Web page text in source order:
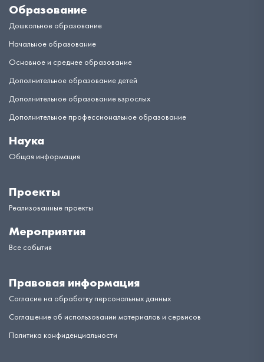
Образование
Дошкольное образование
Начальное образование
Основное и среднее образование
Дополнительное образование детей
Дополнительное образование взрослых
Дополнительное профессиональное образование
Наука
Общая информация
Проекты
Реализованные проекты
Мероприятия
Все события
Правовая информация
Согласие на обработку персональных данных
Соглашение об использовании материалов и сервисов
Политика конфиденциальности